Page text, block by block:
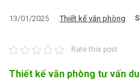
13/01/2025 .Thiết kế văn phòng
Rate this post
Thiết kế văn phòng tư vấn